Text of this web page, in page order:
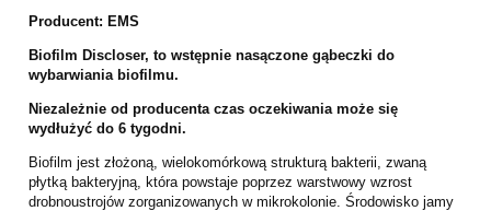
Producent: EMS
Biofilm Discloser, to wstępnie nasączone gąbeczki do
wybarwiania biofilmu.
Niezależnie od producenta czas oczekiwania może się
wydłużyć do 6 tygodni.
Biofilm jest złożoną, wielokomórkową strukturą bakterii, zwaną
płytką bakteryjną, która powstaje poprzez warstwowy wzrost
drobnoustrojów zorganizowanych w mikrokolonie. Środowisko jamy